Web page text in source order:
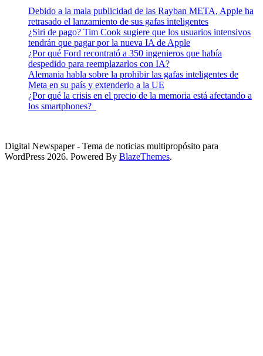
Debido a la mala publicidad de las Rayban META, Apple ha
retrasado el lanzamiento de sus gafas inteligentes
¿Siri de pago? Tim Cook sugiere que los usuarios intensivos
tendrán que pagar por la nueva IA de Apple
¿Por qué Ford recontrató a 350 ingenieros que había
despedido para reemplazarlos con IA?
Alemania habla sobre la prohibir las gafas inteligentes de
Meta en su país y extenderlo a la UE
¿Por qué la crisis en el precio de la memoria está afectando a
los smartphones?
Digital Newspaper - Tema de noticias multipropósito para
WordPress 2026. Powered By BlazeThemes.